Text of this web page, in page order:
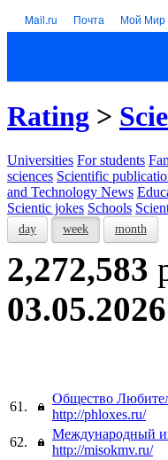
Mail.ru Почта Мой Мир
Rating >
Universities For students
sciences Scientific
and Technology News
Scientic jokes Schools
day week month
2,272,583
61.
Общество
http://phloxes.ru/
62.
Международный
http://misokmv.ru/